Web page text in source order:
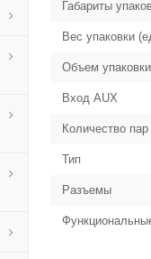
Габариты
Вес упаковки
Объем
Вход AUX
Количество
Тип
Разъемы